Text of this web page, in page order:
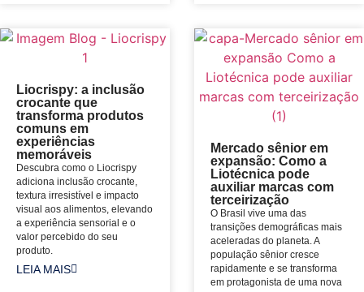
Liocrispy: a inclusão
crocante que
transforma produtos
comuns em
experiências
memoráveis
Descubra como o Liocrispy
adiciona inclusão crocante,
textura irresistível e impacto
visual aos alimentos, elevando
a experiência sensorial e o
valor percebido do seu
produto.
LEIA MAIS
Mercado sênior em
expansão: Como a
Liotécnica pode
auxiliar marcas com
terceirização
O Brasil vive uma das
transições demográficas mais
aceleradas do planeta. A
população sênior cresce
rapidamente e se transforma
em protagonista de uma nova